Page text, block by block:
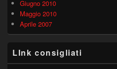
Giugno 2010
Maggio 2010
Aprile 2007
LInk consigliati